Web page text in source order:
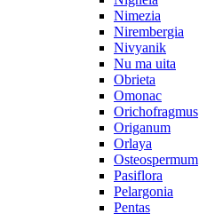
Nimezia
Nirembergia
Nivyanik
Nu ma uita
Obrieta
Omonac
Orichofragmus
Origanum
Orlaya
Osteospermum
Pasiflora
Pelargonia
Pentas